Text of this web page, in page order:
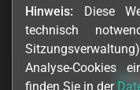
Hinweis: Diese
technisch
Analyse-Cookies
finden Sie in der